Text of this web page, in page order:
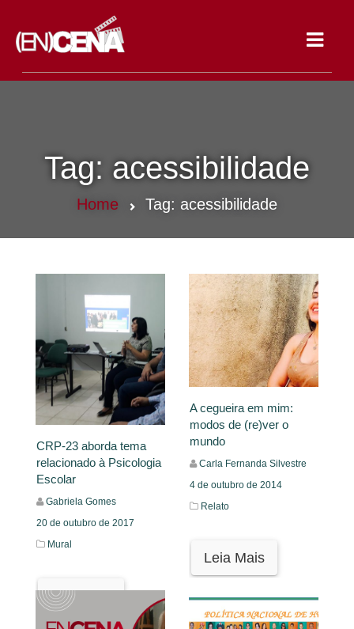
Tag: acessibilidade
Home Tag: acessibilidade
CRP-23 aborda tema
relacionado à Psicologia
Escolar
Gabriela Gomes
20 de outubro de 2017
Mural
Leia Mais
A cegueira em mim:
modos de (re)ver o
mundo
Carla Fernanda Silvestre
4 de outubro de 2014
Relato
Leia Mais